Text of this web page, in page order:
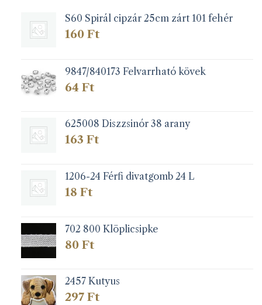
S60 Spirál cipzár 25cm zárt 101 fehér
160 Ft
9847/840173 Felvarrható kövek
64 Ft
625008 Diszzsinór 38 arany
163 Ft
1206-24 Férfi divatgomb 24 L
18 Ft
702 800 Klöplicsipke
80 Ft
2457 Kutyus
297 Ft